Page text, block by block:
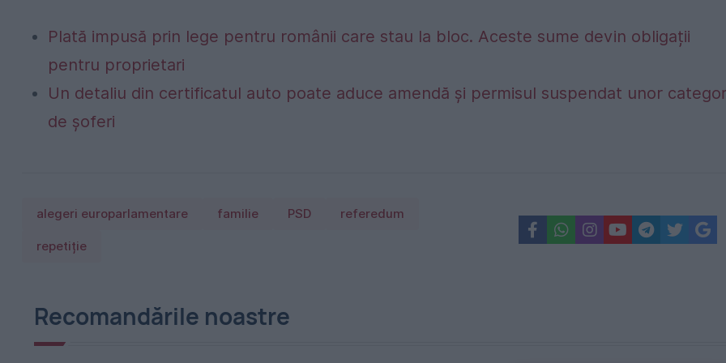
Plată impusă prin lege pentru românii care stau la bloc. Aceste sume devin obligații
pentru proprietari
Un detaliu din certificatul auto poate aduce amendă și permisul suspendat unor
de șoferi
alegeri europarlamentare familie PSD referedum
repetiție
Recomandările noastre